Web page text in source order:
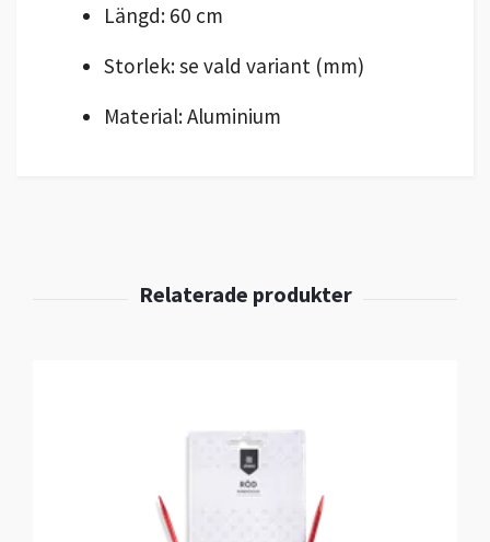
Längd: 60 cm
Storlek: se vald variant (mm)
Material: Aluminium